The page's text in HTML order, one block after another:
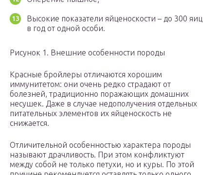
Высокие показатели яйценоскости – до 300 яиц
в год от одной особи.
Рисунок 1. Внешние особенности породы
Красные бройлеры отличаются хорошим
иммунитетом: они очень редко страдают от
болезней, традиционно поражающих домашних
несушек. Даже в случае недополучения отдельных
питательных элементов их яйценоскость не
снижается.
Отличительной особенностью характера породы
называют драчливость. При этом конфликтуют
между собой не только петухи, но и куры. По этой